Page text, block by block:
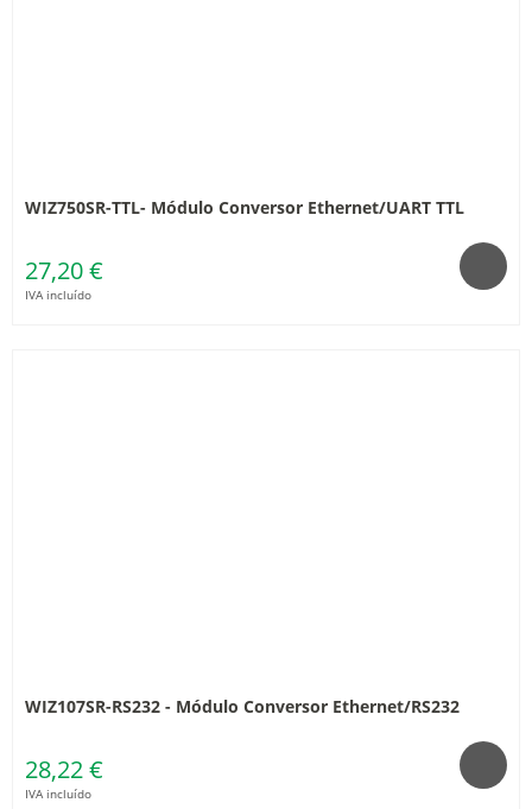
WIZ750SR-TTL- Módulo Conversor Ethernet/UART TTL
27,20 €
IVA incluído
WIZ107SR-RS232 - Módulo Conversor Ethernet/RS232
28,22 €
IVA incluído